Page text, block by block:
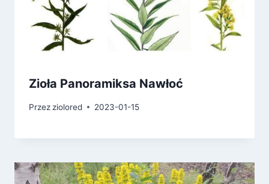
Zioła Panoramiksa Nawłoć
Przez ziolored 2023-01-15